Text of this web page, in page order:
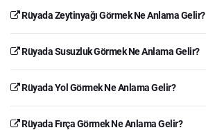
Rüyada Zeytinyağı Görmek Ne Anlama Gelir?
Rüyada Susuzluk Görmek Ne Anlama Gelir?
Rüyada Yol Görmek Ne Anlama Gelir?
Rüyada Fırça Görmek Ne Anlama Gelir?